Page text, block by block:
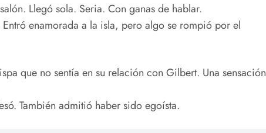
Llegó sola. Seria. Con ganas de hablar.
enamorada a la isla, pero algo se rompió por el
que no sentía en su relación con Gilbert. Una sensación
También admitió haber sido egoísta.